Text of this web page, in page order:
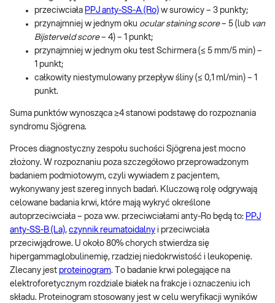
przeciwciała PPJ anty-SS-A (Ro) w surowicy – 3 punkty;
przynajmniej w jednym oku ocular staining score– 5 (lub van
Bijsterveld score– 4) – 1 punkt;
przynajmniej w jednym oku test Schirmera (≤ 5 mm/5 min) –
1 punkt;
całkowity niestymulowany przepływ śliny (≤ 0,1 ml/min) – 1
punkt.
Suma punktów wynosząca ≥4 stanowi podstawę do rozpoznania
syndromu Sjögrena.
Proces diagnostyczny zespołu suchości Sjögrena jest mocno
złożony. W rozpoznaniu poza szczegółowo przeprowadzonym
badaniem podmiotowym, czyli wywiadem z pacjentem,
wykonywany jest szereg innych badań. Kluczową rolę odgrywają
celowane badania krwi, które mają wykryć określone
autoprzeciwciała – poza ww. przeciwciałami anty-Ro będą to: PPJ
anty-SS-B (La), czynnik reumatoidalny i przeciwciała
przeciwjądrowe. U około 80% chorych stwierdza się
hipergammaglobulinemię, rzadziej niedokrwistość i leukopenię.
Zlecany jest proteinogram. To badanie krwi polegające na
elektroforetycznym rozdziale białek na frakcje i oznaczeniu ich
składu. Proteinogram stosowany jest w celu weryfikacji wyników